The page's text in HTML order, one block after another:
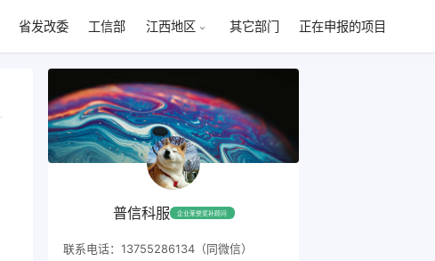
省发改委 工信部 江西地区 其它部门 正在申报的项目
普信科服 企业荣誉奖补顾问
联系电话：13755286134（同微信）